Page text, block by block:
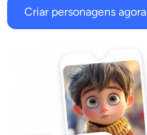
Removedor de fundo
Restauração de fotos
Extensor de IA
Criar personagens agora